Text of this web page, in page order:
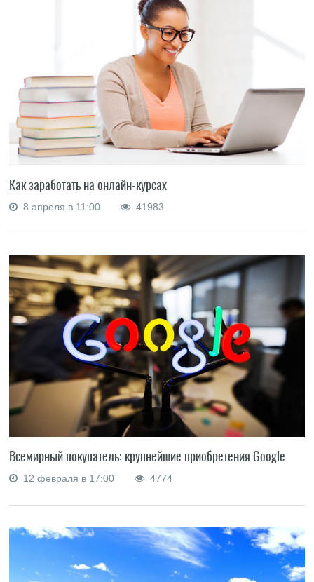
Как заработать на онлайн-курсах
8 апреля в 11:00 41983
Всемирный покупатель: крупнейшие приобретения Google
12 февраля в 17:00 4774